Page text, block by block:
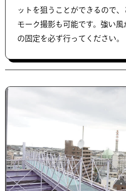
ットを狙うことができるので
モーク撮影も可能です。強い
の固定を必ず行ってください。